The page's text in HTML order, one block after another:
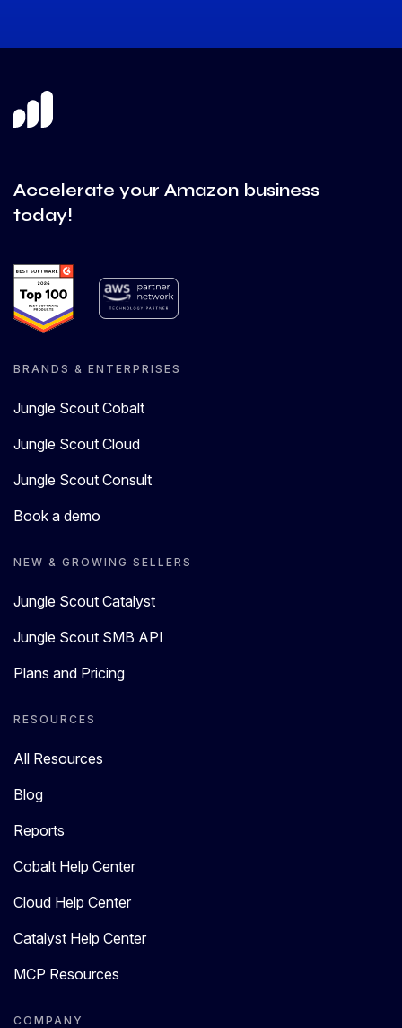
Accelerate your Amazon business
today!
BRANDS & ENTERPRISES
Jungle Scout Cobalt
Jungle Scout Cloud
Jungle Scout Consult
Book a demo
NEW & GROWING SELLERS
Jungle Scout Catalyst
Jungle Scout SMB API
Plans and Pricing
RESOURCES
All Resources
Blog
Reports
Cobalt Help Center
Cloud Help Center
Catalyst Help Center
MCP Resources
COMPANY